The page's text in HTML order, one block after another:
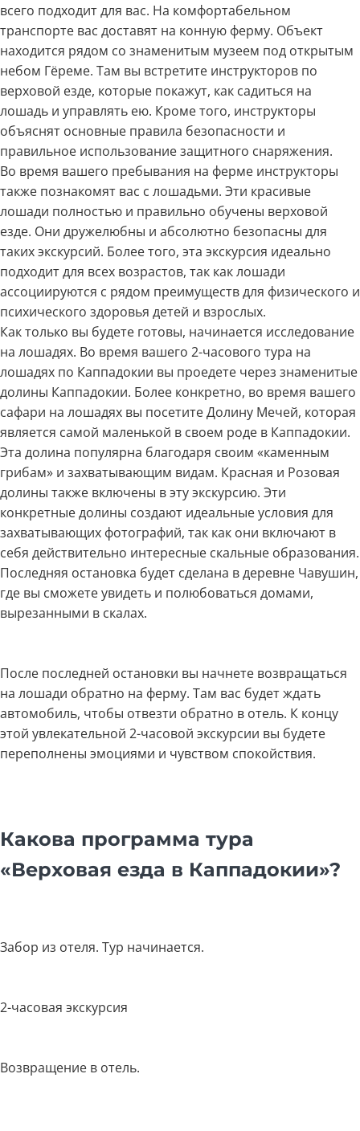
всего подходит для вас. На комфортабельном
транспорте вас доставят на конную ферму. Объект
находится рядом со знаменитым музеем под открытым
небом Гёреме. Там вы встретите инструкторов по
верховой езде, которые покажут, как садиться на
лошадь и управлять ею. Кроме того, инструкторы
объяснят основные правила безопасности и
правильное использование защитного снаряжения.
Во время вашего пребывания на ферме инструкторы
также познакомят вас с лошадьми. Эти красивые
лошади полностью и правильно обучены верховой
езде. Они дружелюбны и абсолютно безопасны для
таких экскурсий. Более того, эта экскурсия идеально
подходит для всех возрастов, так как лошади
ассоциируются с рядом преимуществ для физического и
психического здоровья детей и взрослых.
Как только вы будете готовы, начинается исследование
на лошадях. Во время вашего 2-часового тура на
лошадях по Каппадокии вы проедете через знаменитые
долины Каппадокии. Более конкретно, во время вашего
сафари на лошадях вы посетите Долину Мечей, которая
является самой маленькой в своем роде в Каппадокии.
Эта долина популярна благодаря своим «каменным
грибам» и захватывающим видам. Красная и Розовая
долины также включены в эту экскурсию. Эти
конкретные долины создают идеальные условия для
захватывающих фотографий, так как они включают в
себя действительно интересные скальные образования.
Последняя остановка будет сделана в деревне Чавушин,
где вы сможете увидеть и полюбоваться домами,
вырезанными в скалах.
После последней остановки вы начнете возвращаться
на лошади обратно на ферму. Там вас будет ждать
автомобиль, чтобы отвезти обратно в отель. К концу
этой увлекательной 2-часовой экскурсии вы будете
переполнены эмоциями и чувством спокойствия.
Какова программа тура
«Верховая езда в Каппадокии»?
Забор из отеля. Тур начинается.
2-часовая экскурсия
Возвращение в отель.